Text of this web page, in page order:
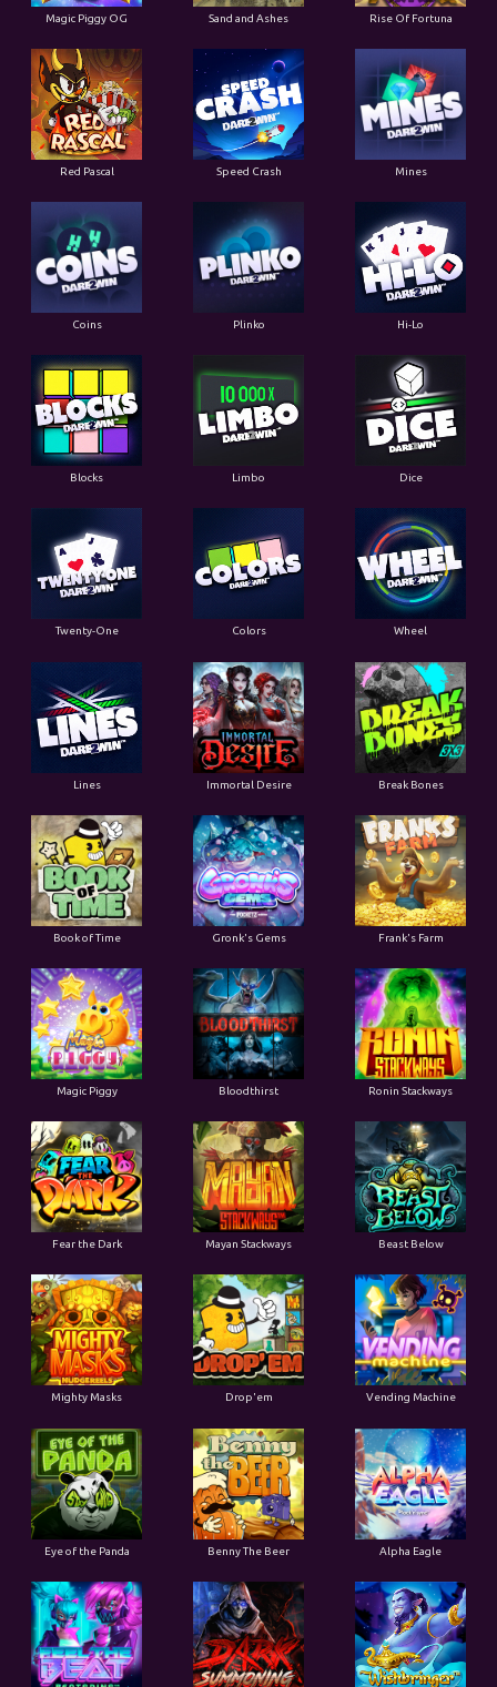
Magic Piggy OG Sand and Ashes Rise Of Fortuna
Red Pascal Speed Crash Mines
Coins Plinko Hi-Lo
Blocks Limbo Dice
Twenty-One Colors Wheel
Lines Immortal Desire Break Bones
Book of Time Gronk's Gems Frank's Farm
Magic Piggy Bloodthirst Ronin Stackways
Fear the Dark Mayan Stackways Beast Below
Mighty Masks Drop'em Vending Machine
Eye of the Panda Benny The Beer Alpha Eagle